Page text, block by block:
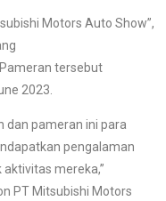
Motors Auto Show”,
tersebut
2023.
dan pameran ini para
pengalaman
mereka,”
PT Mitsubishi Motors